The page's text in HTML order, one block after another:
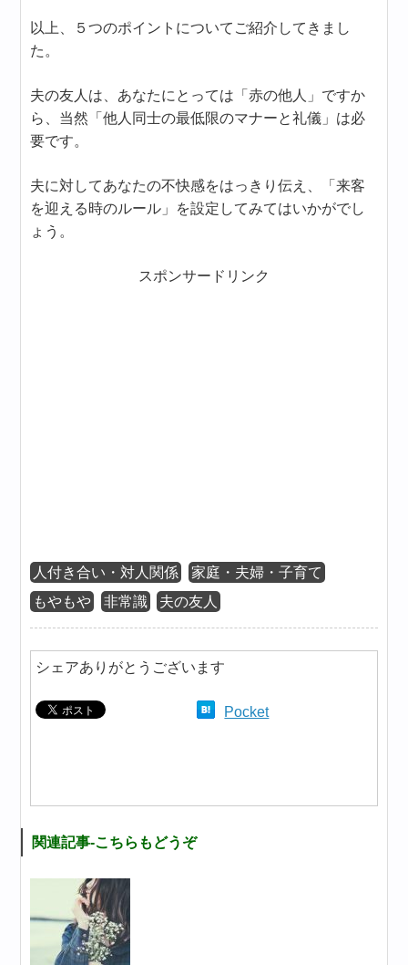
以上、５つのポイントについてご紹介してきまし
た。
夫の友人は、あなたにとっては「赤の他人」ですか
ら、当然「他人同士の最低限のマナーと礼儀」は必
要です。
夫に対してあなたの不快感をはっきり伝え、「来客
を迎える時のルール」を設定してみてはいかがでし
ょう。
スポンサードリンク
人付き合い・対人関係
家庭・夫婦・子育て
もやもや
非常識 夫の友人
シェアありがとうございます
Pocket
関連記事-こちらもどうぞ